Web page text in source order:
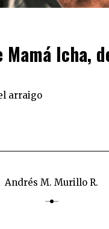
Mamá Icha,
arraigo
Andrés M. Murillo R.